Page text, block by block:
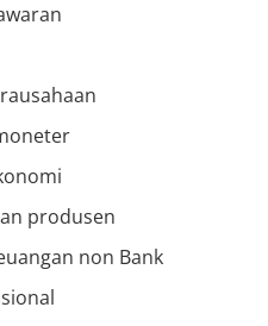
produsen
non Bank